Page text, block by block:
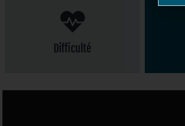
Difficulté